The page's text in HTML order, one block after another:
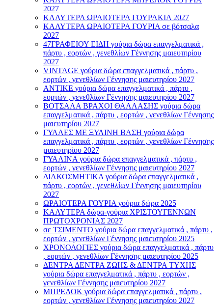
2027
ΚΑΛΥΤΕΡΑ ΩΡΑΙΟΤΕΡΑ ΓΟΥΡΑΚΙΑ 2027
ΚΑΛΥΤΕΡΑ ΩΡΑΙΟΤΕΡΑ ΓΟΥΡΙΑ σε βότσαλα
2027
47ΓΡΑΦΕΙΟΥ ΕΙΔΗ γούρια δώρα επαγγελματικά ,
πάρτυ , εορτών , γενεθλίων Γέννησης μαιευτηρίου
2027
VINTAGE γούρια δώρα επαγγελματικά , πάρτυ ,
εορτών , γενεθλίων Γέννησης μαιευτηρίου 2027
ΑΝΤΙΚΕ γούρια δώρα επαγγελματικά , πάρτυ ,
εορτών , γενεθλίων Γέννησης μαιευτηρίου 2027
ΒΟΤΣΑΛΑ ΒΡΑΧΟΙ ΘΑΛΛΑΣΗΣ γούρια δώρα
επαγγελματικά , πάρτυ , εορτών , γενεθλίων Γέννησης
μαιευτηρίου 2027
ΓΥΑΛΕΣ ΜΕ ΞΥΛΙΝΗ ΒΑΣΗ γούρια δώρα
επαγγελματικά , πάρτυ , εορτών , γενεθλίων Γέννησης
μαιευτηρίου 2027
ΓΥΑΛΙΝΑ γούρια δώρα επαγγελματικά , πάρτυ ,
εορτών , γενεθλίων Γέννησης μαιευτηρίου 2027
ΔΙΑΚΟΣΜΗΤΙΚΑ γούρια δώρα επαγγελματικά ,
πάρτυ , εορτών , γενεθλίων Γέννησης μαιευτηρίου
2027
ΩΡΑΙΟΤΕΡΑ ΓΟΥΡΙΑ γούρια δώρα 2025
ΚΑΛΥΤΕΡΑ δώρα-γούρια ΧΡΙΣΤΟΥΓΕΝΝΩΝ
ΠΡΩΤΟΧΡΟΝΙΑΣ 2027
σε ΤΣΙΜΕΝΤΟ γούρια δώρα επαγγελματικά , πάρτυ ,
εορτών , γενεθλίων Γέννησης μαιευτηρίου 2025
ΧΡΟΝΟΛΟΓΙΕΣ γούρια δώρα επαγγελματικά , πάρτυ
, εορτών , γενεθλίων Γέννησης μαιευτηρίου 2025
ΔΕΝΤΡΑ ΔΕΝΤΡΑ ΖΩΗΣ & ΔΕΝΤΡΑ ΤΥΧΗΣ
γούρια δώρα επαγγελματικά , πάρτυ , εορτών ,
γενεθλίων Γέννησης μαιευτηρίου 2027
ΜΠΡΕΛΟΚ γούρια δώρα επαγγελματικά , πάρτυ ,
εορτών , γενεθλίων Γέννησης μαιευτηρίου 2027